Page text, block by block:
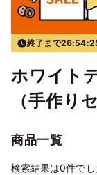
終了まで
ホワイト
（手作り
商品一覧
検索結果は0件でし